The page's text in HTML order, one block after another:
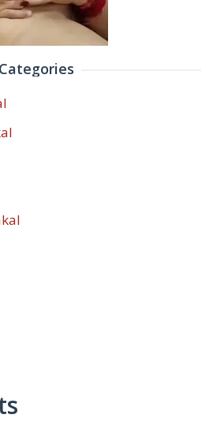
Categories